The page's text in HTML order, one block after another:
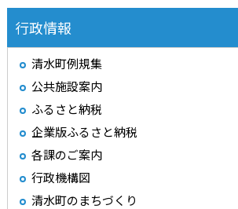
行政情報
清水町例規集
公共施設案内
ふるさと納税
企業版ふるさと納税
各課のご案内
行政機構図
清水町のまちづくり